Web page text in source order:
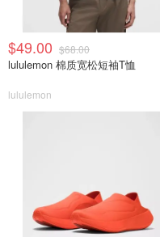
$49.00 $68.00
lululemon 棉质宽松短袖T恤
lululemon